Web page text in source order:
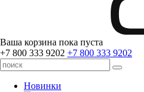
Ваша корзина пока пуста
+7 800 333 9202 +7 800 333 9202
Новинки